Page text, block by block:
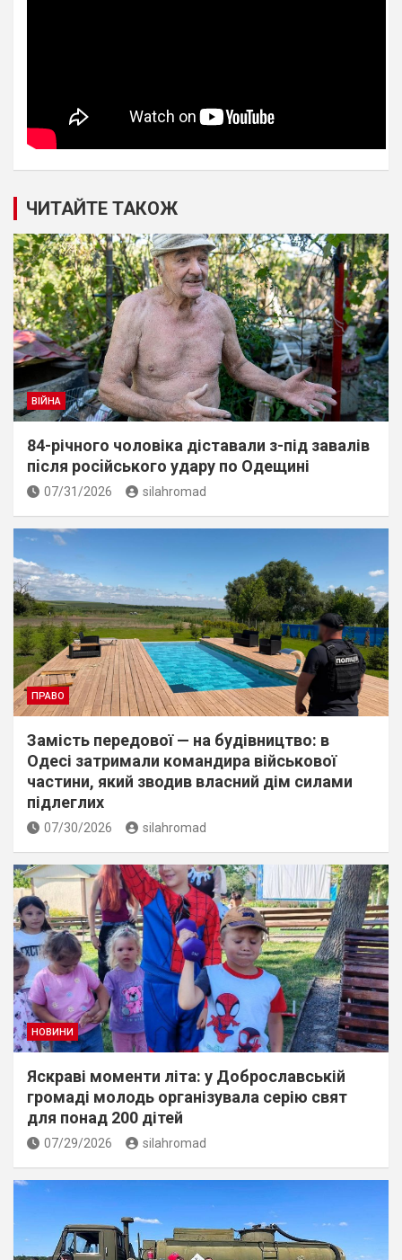
ЧИТАЙТЕ ТАКОЖ
ВІЙНА
84-річного чоловіка діставали з-під завалів
пiсля росiйського удару по Одещині
07/31/2026 silahromad
ПРАВО
Замість передової — на будівництво: в
Одесі затримали командира військової
частини, який зводив власний дім силами
підлеглих
07/30/2026 silahromad
НОВИНИ
Яскраві моменти літа: у Доброславській
громаді молодь організувала серію свят
для понад 200 дітей
07/29/2026 silahromad